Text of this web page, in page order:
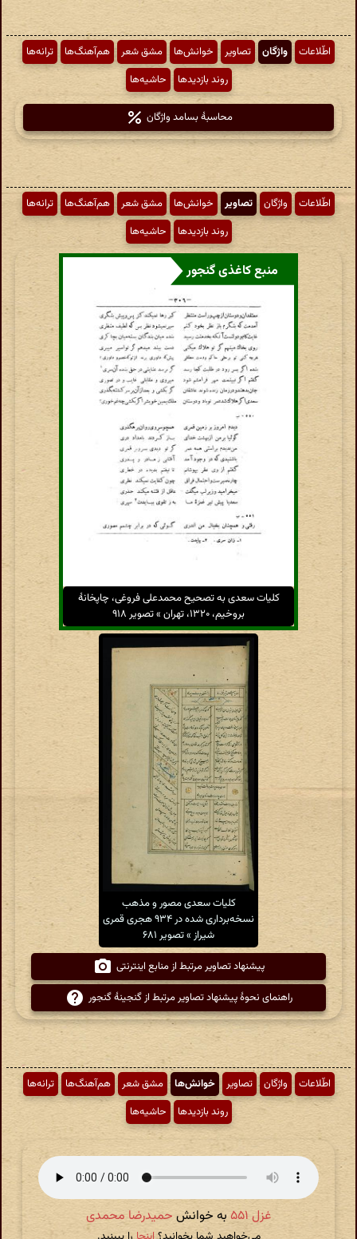
اطّلاعات واژگان تصاویر خوانش‌ها مشق شعر هم‌آهنگ‌ها
ترانه‌ها
روند بازدیدها
حاشیه‌ها
محاسبهٔ بسامد واژگان
اطّلاعات واژگان تصاویر خوانش‌ها مشق شعر هم‌آهنگ‌ها
ترانه‌ها
روند بازدیدها
حاشیه‌ها
منبع کاغذی گنجور
کلیات سعدی به تصحیح محمدعلی فروغی، چاپخانهٔ
بروخیم، ۱۳۲۰، تهران » تصویر ۹۱۸
کلیات سعدی مصور و مذهب
نسخه‌برداری شده در ۹۳۴ هجری قمری
شیراز » تصویر ۶۸۱
پیشنهاد تصاویر مرتبط از منابع اینترنتی
راهنمای نحوهٔ پیشنهاد تصاویر مرتبط از گنجینهٔ گنجور
اطّلاعات واژگان تصاویر خوانش‌ها مشق شعر هم‌آهنگ‌ها
ترانه‌ها
روند بازدیدها
حاشیه‌ها
غزل ۵۵۱ به خوانش حمیدرضا محمدی